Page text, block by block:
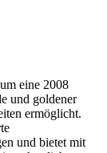
eine 2008
und goldener
ermöglicht.
und bietet mit